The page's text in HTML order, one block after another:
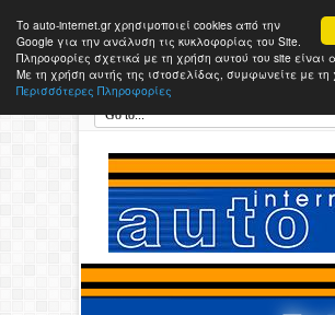
Το auto-internet.gr χρησιμοποιεί cookies από την
Google για την ανάλυση τις κυκλοφορίας του Site.
Πληροφορίες σχετικά με τη χρήση αυτού του site είναι
Με τη χρήση αυτής της ιστοσελίδας, συμφωνείτε με τη
Περισσότερες Πληροφορίες